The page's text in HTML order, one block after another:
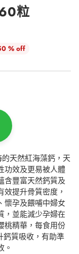
粒
% off
天然紅海藻鈣，天
功效及更易被人體
含豐富天然鈣質及
提升骨質密度，
懷孕及餵哺中婦女
，並能減少孕婦在
桃精華，每食用份
鈣質吸收，有助準
。